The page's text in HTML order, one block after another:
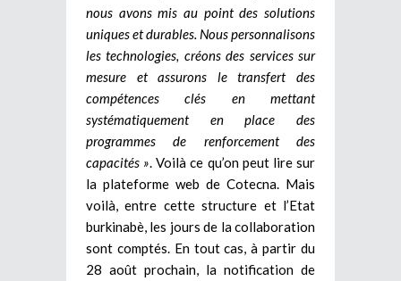
nous avons mis au point des solutions
uniques et durables. Nous personnalisons
les technologies, créons des services sur
mesure et assurons le transfert des
compétences clés en mettant
systématiquement en place des
programmes de renforcement des
capacités » . Voilà ce qu’on peut lire sur
la plateforme web de Cotecna. Mais
voilà, entre cette structure et l’Etat
burkinabè, les jours de la collaboration
sont comptés. En tout cas, à partir du
28 août prochain, la notification de